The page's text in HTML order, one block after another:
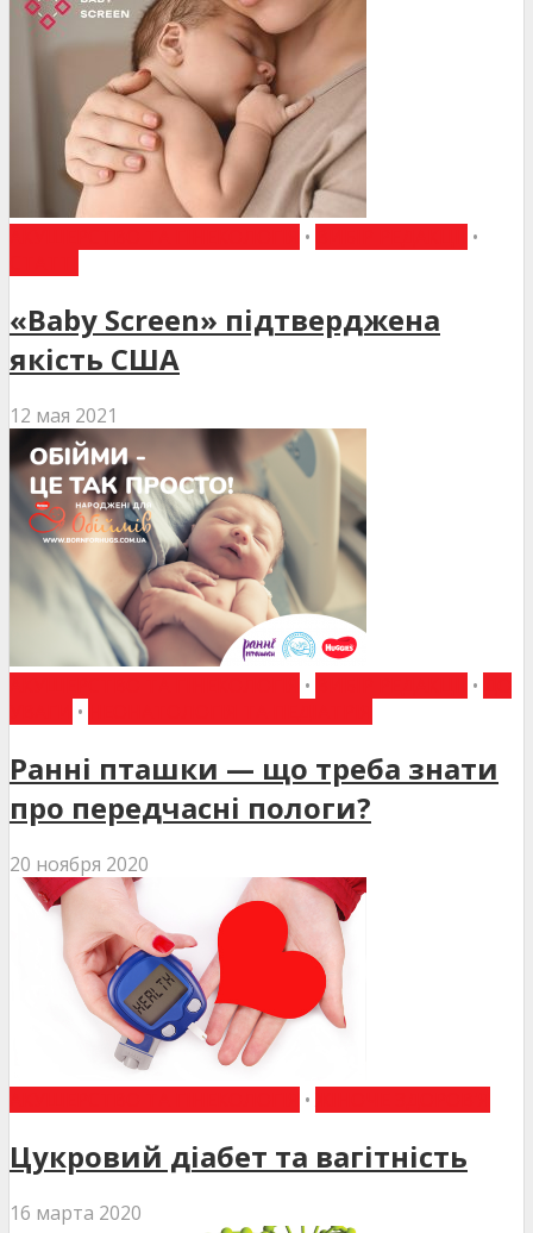
•
•
«Baby Screen» підтверджена
якість США
12 мая 2021
• •
•
Ранні пташки — що треба знати
про передчасні пологи?
20 ноября 2020
•
Цукровий діабет та вагітність
16 марта 2020